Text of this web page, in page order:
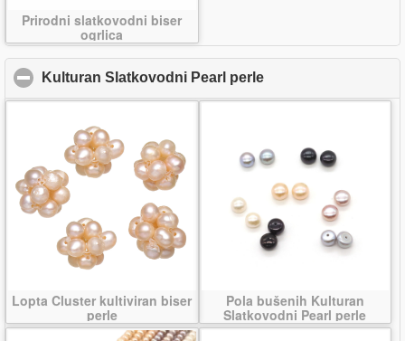
Prirodni slatkovodni biser
ogrlica
Kulturan Slatkovodni Pearl perle
Lopta Cluster kultiviran biser
perle
Pola bušenih Kulturan
Slatkovodni Pearl perle